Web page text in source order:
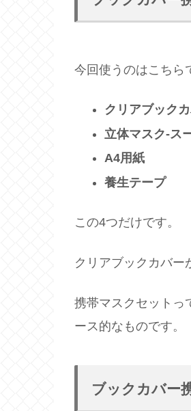
今回使うのはこちら
クリアブック
立体マスク-ス
A4用紙
養生テープ
この4つだけです。
クリアブックカバー
携帯マスクセットっ
ース的なものです。
ブックカバー